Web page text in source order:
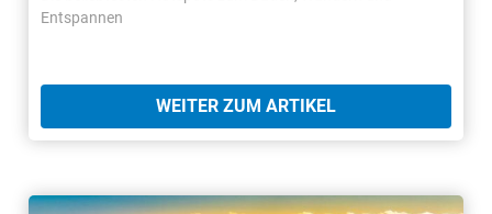
Entspannen
WEITER ZUM ARTIKEL